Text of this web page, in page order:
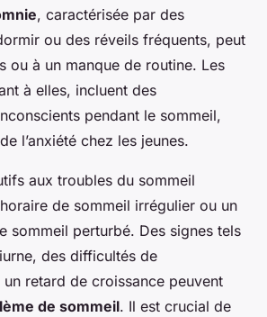
, caractérisée par des
ou des réveils fréquents, peut
ou à un manque de routine. Les
à elles, incluent des
pendant le sommeil,
l’anxiété chez les jeunes.
aux troubles du sommeil
de sommeil irrégulier ou un
sommeil perturbé. Des signes tels
des difficultés de
retard de croissance peuvent
de sommeil. Il est crucial de